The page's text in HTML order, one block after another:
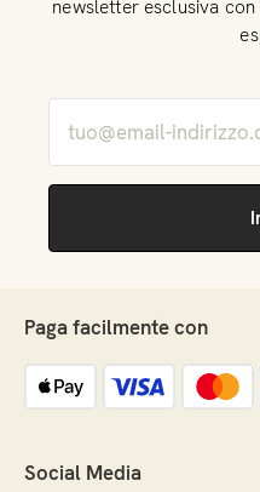
newsletter esclusiva
Paga facilmente con
Social Media